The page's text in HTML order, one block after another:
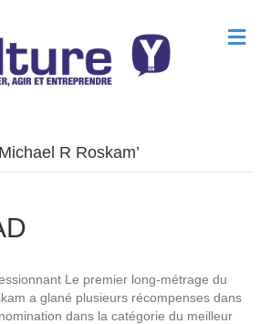
M
e
R Roskam’
Le premier long-métrage du
a glané plusieurs récompenses dans
dans la catégorie du meilleur